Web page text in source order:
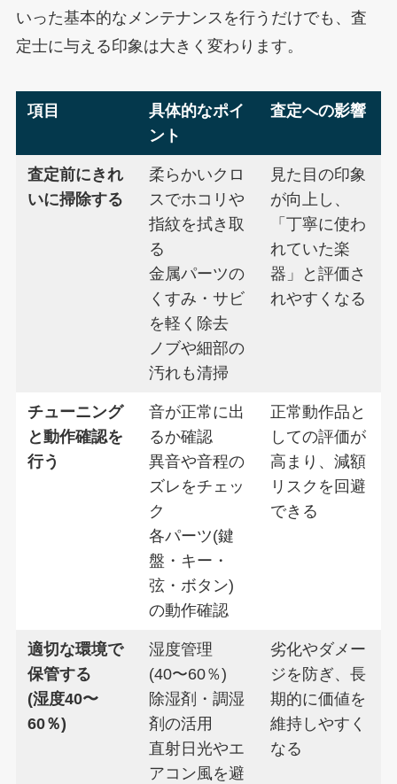
いった基本的なメンテナンスを行うだけでも、査
定士に与える印象は大きく変わります。
項目
具体的なポイ
ント
査定への影響
査定前にきれ
いに掃除する
柔らかいクロ
スでホコリや
指紋を拭き取
る
金属パーツの
くすみ・サビ
を軽く除去
ノブや細部の
汚れも清掃
見た目の印象
が向上し、
「丁寧に使わ
れていた楽
器」と評価さ
れやすくなる
チューニング
と動作確認を
行う
音が正常に出
るか確認
異音や音程の
ズレをチェッ
ク
各パーツ(鍵
盤・キー・
弦・ボタン)
の動作確認
正常動作品と
しての評価が
高まり、減額
リスクを回避
できる
適切な環境で
保管する
(湿度40〜
60％)
湿度管理
(40〜60％)
除湿剤・調湿
剤の活用
直射日光やエ
アコン風を避
劣化やダメー
ジを防ぎ、長
期的に価値を
維持しやすく
なる